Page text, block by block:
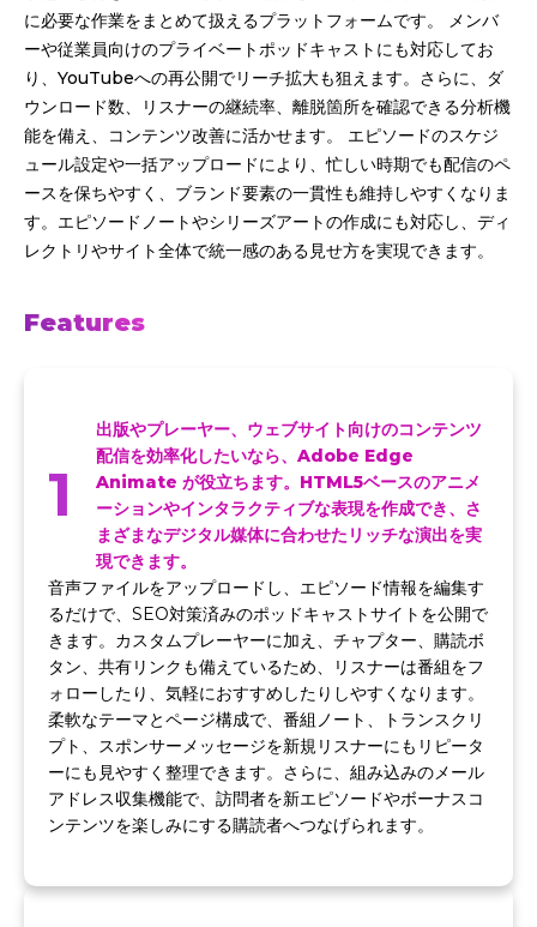
に必要な作業をまとめて扱えるプラットフォームです。 メンバ
ーや従業員向けのプライベートポッドキャストにも対応してお
り、YouTubeへの再公開でリーチ拡大も狙えます。さらに、ダ
ウンロード数、リスナーの継続率、離脱箇所を確認できる分析機
能を備え、コンテンツ改善に活かせます。 エピソードのスケジ
ュール設定や一括アップロードにより、忙しい時期でも配信のペ
ースを保ちやすく、ブランド要素の一貫性も維持しやすくなりま
す。エピソードノートやシリーズアートの作成にも対応し、ディ
レクトリやサイト全体で統一感のある見せ方を実現できます。
Features
1
出版やプレーヤー、ウェブサイト向けのコンテンツ
配信を効率化したいなら、Adobe Edge
Animate が役立ちます。HTML5ベースのアニメ
ーションやインタラクティブな表現を作成でき、さ
まざまなデジタル媒体に合わせたリッチな演出を実
現できます。
音声ファイルをアップロードし、エピソード情報を編集す
るだけで、SEO対策済みのポッドキャストサイトを公開で
きます。カスタムプレーヤーに加え、チャプター、購読ボ
タン、共有リンクも備えているため、リスナーは番組をフ
ォローしたり、気軽におすすめしたりしやすくなります。
柔軟なテーマとページ構成で、番組ノート、トランスクリ
プト、スポンサーメッセージを新規リスナーにもリピータ
ーにも見やすく整理できます。さらに、組み込みのメール
アドレス収集機能で、訪問者を新エピソードやボーナスコ
ンテンツを楽しみにする購読者へつなげられます。